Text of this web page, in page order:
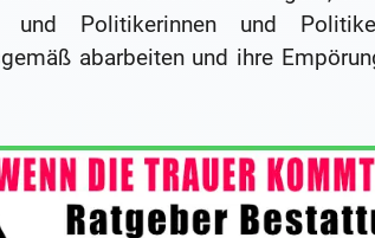
und Politikerinnen und
abarbeiten und ihre